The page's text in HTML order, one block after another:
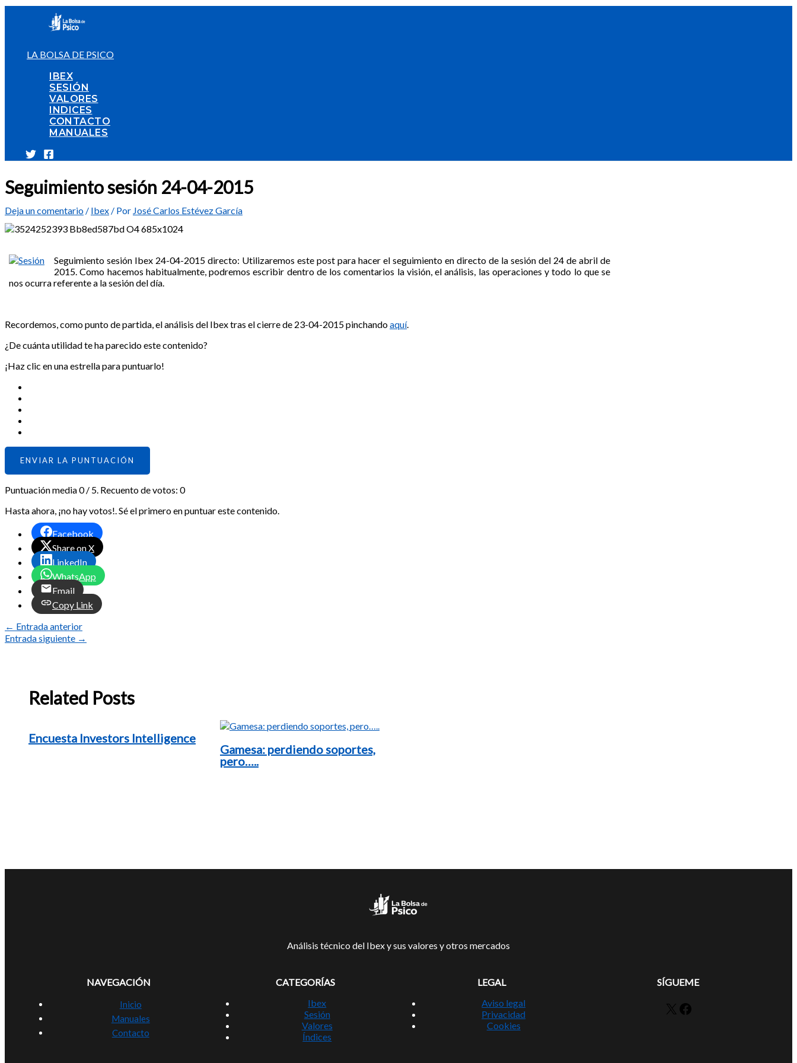
LA BOLSA DE PSICO
IBEX
SESIÓN
VALORES
INDICES
CONTACTO
MANUALES
Seguimiento sesión 24-04-2015
Deja un comentario / Ibex / Por José Carlos Estévez García
Seguimiento sesión Ibex 24-04-2015 directo: Utilizaremos este post para hacer el seguimiento en directo de la sesión del 24 de abril de
2015. Como hacemos habitualmente, podremos escribir dentro de los comentarios la visión, el análisis, las operaciones y todo lo que se
nos ocurra referente a la sesión del día.
Recordemos, como punto de partida, el análisis del Ibex tras el cierre de 23-04-2015 pinchandoaquí.
¿De cuánta utilidad te ha parecido este contenido?
¡Haz clic en una estrella para puntuarlo!
ENVIAR LA PUNTUACIÓN
Puntuación media0/ 5. Recuento de votos: 0
Hasta ahora, ¡no hay votos!. Sé el primero en puntuar este contenido.
Facebook
Share on X
LinkedIn
WhatsApp
Email
Copy Link
← Entrada anterior
Entrada siguiente →
Related Posts
Encuesta Investors Intelligence
Gamesa: perdiendo soportes,
pero…..
Análisis técnico del Ibex y sus valores y otros mercados
NAVEGACIÓN
Inicio
Manuales
Contacto
CATEGORÍAS
Ibex
Sesión
Valores
Índices
LEGAL
Aviso legal
Privacidad
Cookies
SÍGUEME
X Facebook